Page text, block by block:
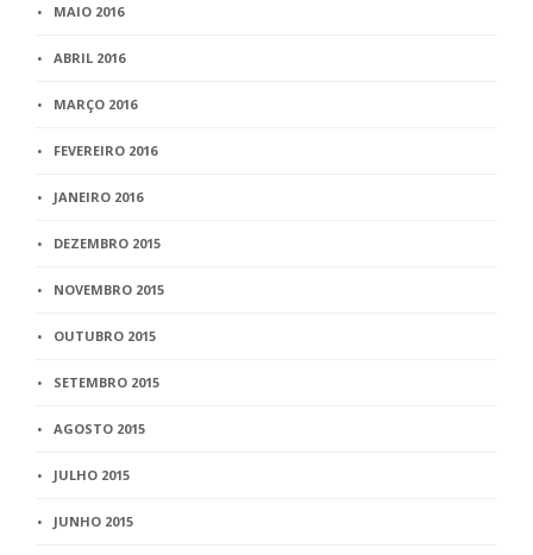
MAIO 2016
ABRIL 2016
MARÇO 2016
FEVEREIRO 2016
JANEIRO 2016
DEZEMBRO 2015
NOVEMBRO 2015
OUTUBRO 2015
SETEMBRO 2015
AGOSTO 2015
JULHO 2015
JUNHO 2015